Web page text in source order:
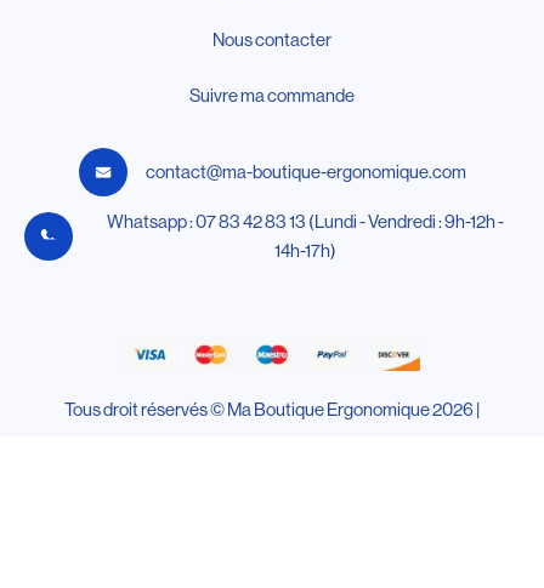
Nous contacter
Suivre ma commande
contact@ma-boutique-ergonomique.com
Whatsapp : 07 83 42 83 13 (Lundi - Vendredi : 9h-12h -
14h-17h)
Tous droit réservés © Ma Boutique Ergonomique 2026 |